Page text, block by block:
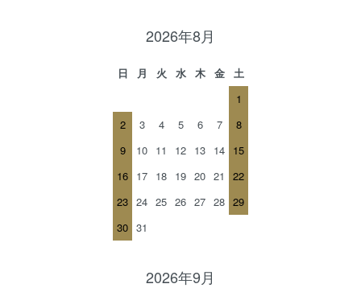
2026年8月
日 月 火 水 木 金
土
1
2
3 4 5 6 7
8
9
10 11 12 13 14 15
16 17 18 19 20 21
22
23 24 25 26 27 28 29
30 31
2026年9月